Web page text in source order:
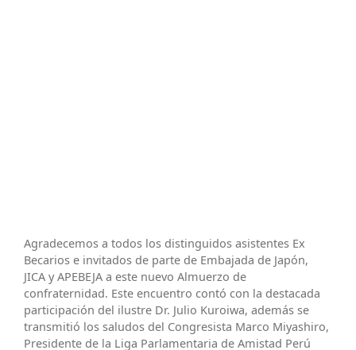
Agradecemos a todos los distinguidos asistentes Ex
Becarios e invitados de parte de Embajada de Japón,
JICA y APEBEJA a este nuevo Almuerzo de
confraternidad. Este encuentro contó con la destacada
participación del ilustre Dr. Julio Kuroiwa, además se
transmitió los saludos del Congresista Marco Miyashiro,
Presidente de la Liga Parlamentaria de Amistad Perú